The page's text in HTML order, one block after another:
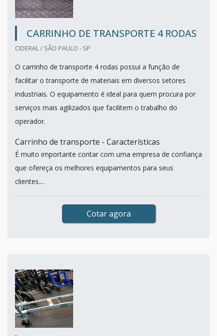
CARRINHO DE TRANSPORTE 4 RODAS
CIDERAL / SÃO PAULO - SP
O carrinho de transporte 4 rodas possui a função de
facilitar o transporte de materiais em diversos setores
industriais. O equipamento é ideal para quem procura por
serviços mais agilizados que facilitem o trabalho do
operador.
Carrinho de transporte - Características
É muito importante contar com uma empresa de confiança
que ofereça os melhores equipamentos para seus
clientes....
Cotar agora